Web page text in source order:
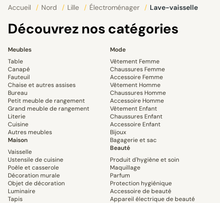
Accueil / Nord / Lille / Électroménager / Lave-vaisselle
Découvrez nos catégories
Meubles
Table
Canapé
Fauteuil
Chaise et autres assises
Bureau
Petit meuble de rangement
Grand meuble de rangement
Literie
Cuisine
Autres meubles
Maison
Vaisselle
Ustensile de cuisine
Poêle et casserole
Décoration murale
Objet de décoration
Luminaire
Tapis
Mode
Vêtement Femme
Chaussures Femme
Accessoire Femme
Vêtement Homme
Chaussures Homme
Accessoire Homme
Vêtement Enfant
Chaussures Enfant
Accessoire Enfant
Bijoux
Bagagerie et sac
Beauté
Produit d'hygiène et soin
Maquillage
Parfum
Protection hygiénique
Accessoire de beauté
Appareil électrique de beauté